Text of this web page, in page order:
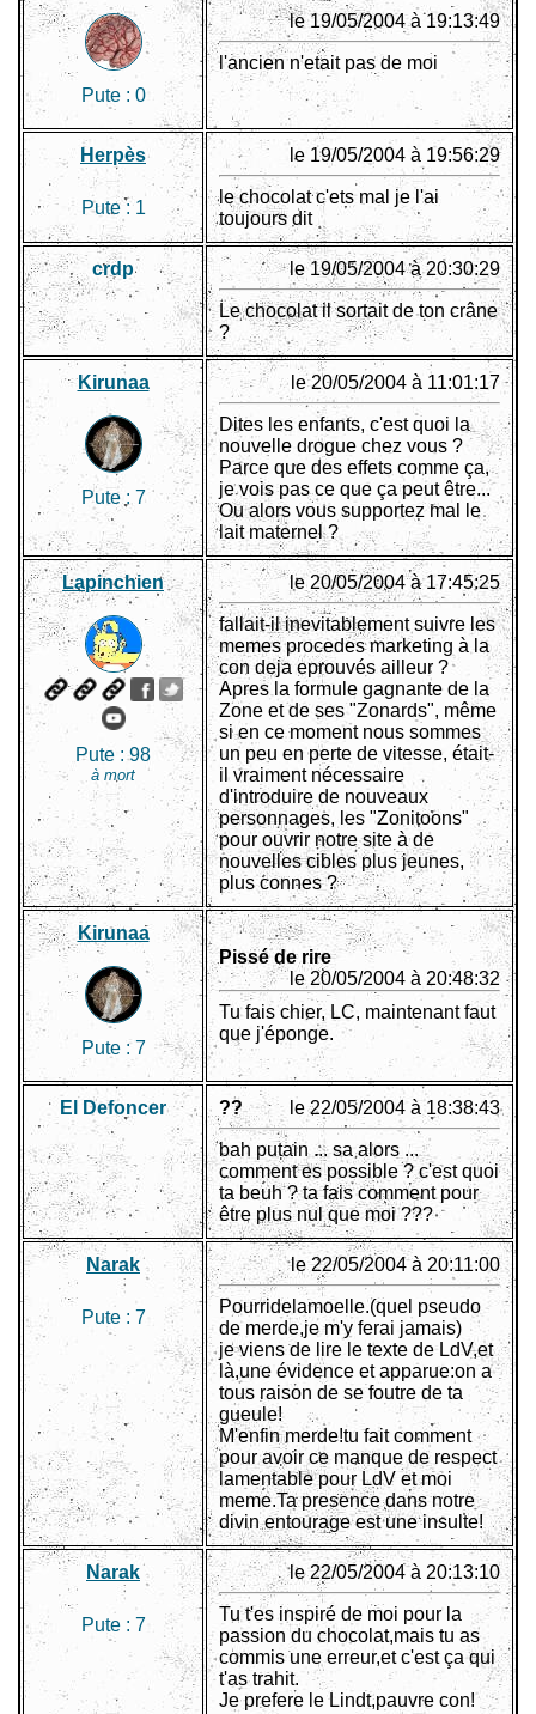
Pute : 0
le 19/05/2004 à 19:13:49
l'ancien n'etait pas de moi
Herpès
Pute :1
le 19/05/2004 à 19:56:29
le chocolat c'ets mal je l'ai
toujours dit
crdp le 19/05/2004 à 20:30:29
Le chocolat il sortait de ton crâne
?
Kirunaa
Pute : 7
le 20/05/2004 à 11:01:17
Dites les enfants, c'est quoi la
nouvelle drogue chez vous ?
Parce que des effets comme ça,
je vois pas ce que ça peut être...
Ou alors vous supportez mal le
lait maternel ?
Lapinchien
Pute :98
à mort
le 20/05/2004 à 17:45:25
fallait-il inevitablement suivre les
memes procedes marketing à la
con deja eprouvés ailleur ?
Apres la formule gagnante de la
Zone et de ses "Zonards", même
si en ce moment nous sommes
un peu en perte de vitesse, était-
il vraiment nécessaire
d'introduire de nouveaux
personnages, les "Zonitoons"
pour ouvrir notre site à de
nouvelles cibles plus jeunes,
plus connes ?
Kirunaa
Pute :7
Pissé de rire
le 20/05/2004 à 20:48:32
Tu fais chier, LC, maintenant faut
que j'éponge.
El Defoncer ?? le 22/05/2004 à 18:38:43
bah putain ... sa alors ...
comment es possible ? c'est quoi
ta beuh ? ta fais comment pour
être plus nul que moi ???
Narak
Pute : 7
le 22/05/2004 à 20:11:00
Pourridelamoelle.(quel pseudo
de merde,je m'y ferai jamais)
je viens de lire le texte de LdV,et
là,une évidence et apparue:on a
tous raison de se foutre de ta
gueule!
M'enfin merde!tu fait comment
pour avoir ce manque de respect
lamentable pour LdV et moi
meme.Ta presence dans notre
divin entourage est une insulte!
Narak
Pute : 7
le 22/05/2004 à 20:13:10
Tu t'es inspiré de moi pour la
passion du chocolat,mais tu as
commis une erreur,et c'est ça qui
t'as trahit.
Je prefere le Lindt,pauvre con!